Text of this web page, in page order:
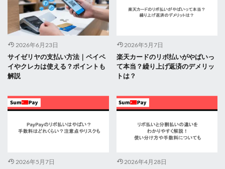
2026年6月23日
サイゼリヤの支払い方法｜ペイペ
イやクレカは使える？ポイントも
解説
2026年5月7日
楽天カードのリボ払いがやばいっ
て本当？繰り上げ返済のデメリッ
トは？
2026年5月7日 2026年4月28日